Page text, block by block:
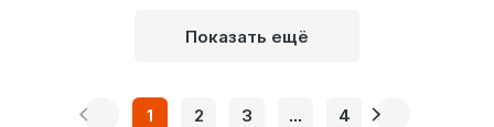
Показать ещё
1 2 3 ... 4